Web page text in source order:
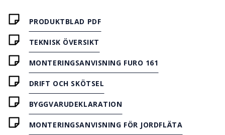
PRODUKTBLAD PDF
TEKNISK ÖVERSIKT
MONTERINGSANVISNING FURO 161
DRIFT OCH SKÖTSEL
BYGGVARUDEKLARATION
MONTERINGSANVISNING FÖR JORDFLÄTA